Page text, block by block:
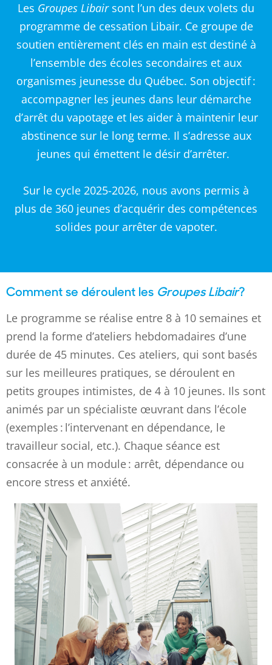
Les Groupes Libairsont l’un des deux volets du
programme de cessation Libair. Ce groupe de
soutien entièrement clés en main est destiné à
l’ensemble des écoles secondaires et aux
organismes jeunesse du Québec. Son objectif :
accompagner les jeunes dans leur démarche
d’arrêt du vapotage et les aider à maintenir leur
abstinence sur le long terme. Il s’adresse aux
jeunes qui émettent le désir d’arrêter.
Sur le cycle 2025-2026, nous avons permis à
plus de 360 jeunes d’acquérir des compétences
solides pour arrêter de vapoter.
Comment se déroulent les Groupes Libair?
Le programme se réalise entre 8 à 10 semaines et
prend la forme d’ateliers hebdomadaires d’une
durée de 45 minutes. Ces ateliers, qui sont basés
sur les meilleures pratiques, se déroulent en
petits groupes intimistes, de 4 à 10 jeunes. Ils sont
animés par un spécialiste œuvrant dans l’école
(exemples : l’intervenant en dépendance, le
travailleur social, etc.). Chaque séance est
consacrée à un module : arrêt, dépendance ou
encore stress et anxiété.